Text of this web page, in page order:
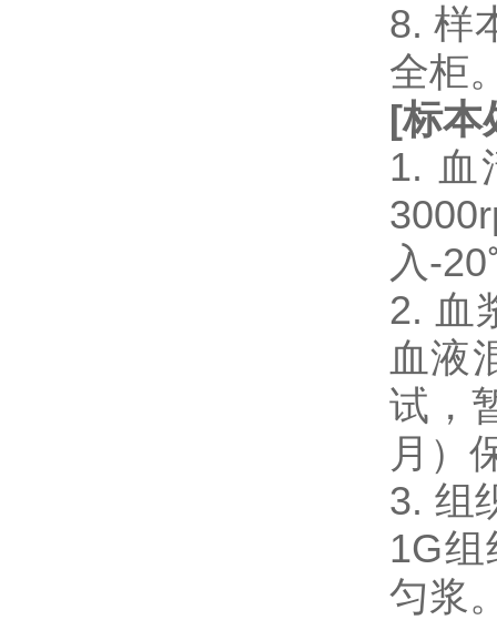
8. 样
全柜
[标本
1. 血
入-
2. 血
血液
试，
月）
3. 组
1G
匀浆